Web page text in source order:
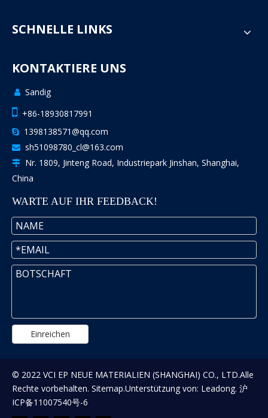
SCHNELLE LINKS
KONTAKTIERE UNS
 Sandig
+86-18930817991
 1398138571@qq.com
 sh51098780_cl@163.com

Nr. 1809, Jinteng Road, Industriepark Jinshan, Shanghai,
China
WARTE AUF IHR FEEDBACK!
Einreichen
© 2022 VCI EP NEUE MATERIALIEN (SHANGHAI) CO., LTD.Alle
Rechte vorbehalten. Sitemap.Unterstützung von: Leadong. 沪
ICP备11007540号-6